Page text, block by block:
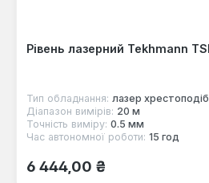
Рівень лазерний Tekhmann
Тип обладнання: лазер
Діапазон вимірів: 20 м
Точність виміру: 0.5 мм
Час автономної роботи: 15 год
Звичайна ціна:
6 444,00 ₴